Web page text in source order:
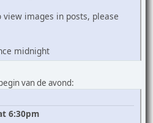
images in posts, please
midnight
van de avond:
6:30pm